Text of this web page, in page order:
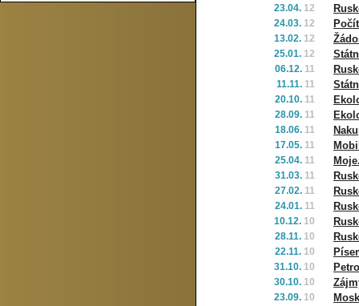
23.04. 12
24.03. 12
13.02. 12
25.01. 12
06.12. 11
11.11. 11
20.10. 11
28.09. 11
18.06. 11
17.05. 11
25.04. 11
31.03. 11
27.02. 11
24.01. 11
10.12. 10
28.11. 10
22.11. 10
31.10. 10
30.10. 10
23.09. 10